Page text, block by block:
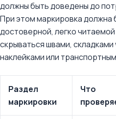
должны быть доведены до
При этом маркировка должна
достоверной, легко
скрываться швами,
наклейками или
Раздел
маркировки
Что